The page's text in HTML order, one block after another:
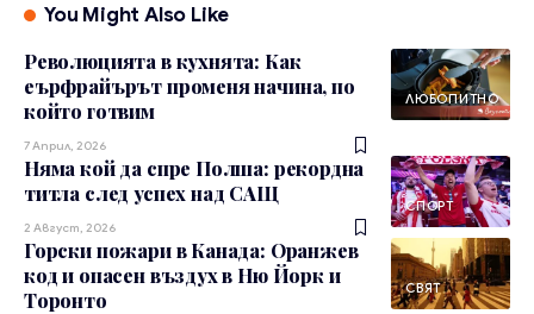
You Might Also Like
ЛЮБОПИТНО
Революцията в кухнята: Как
еърфрайърът променя начина, по
който готвим
7 Април, 2026
СПОРТ
Няма кой да спре Полша: рекордна
титла след успех над САЩ
2 Август, 2026
СВЯТ
Горски пожари в Канада: Оранжев
код и опасен въздух в Ню Йорк и
Торонто